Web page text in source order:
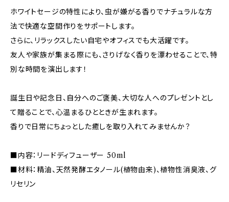
ホワイトセージの特性により、虫が嫌がる香りでナチュラルな方
法で快適な空間作りをサポートします。
さらに、リラックスしたい自宅やオフィスでも大活躍です。
友人や家族が集まる際にも、さりげなく香りを漂わせることで、特
別な時間を演出します！
誕生日や記念日、自分へのご褒美、大切な人へのプレゼントとし
て贈ることで、心温まるひとときが生まれます。
香りで日常にちょっとした癒しを取り入れてみませんか？
■内容：リードディフューザー 50ml
■材料：精油、天然発酵エタノール(植物由来)、植物性消臭液、グ
リセリン